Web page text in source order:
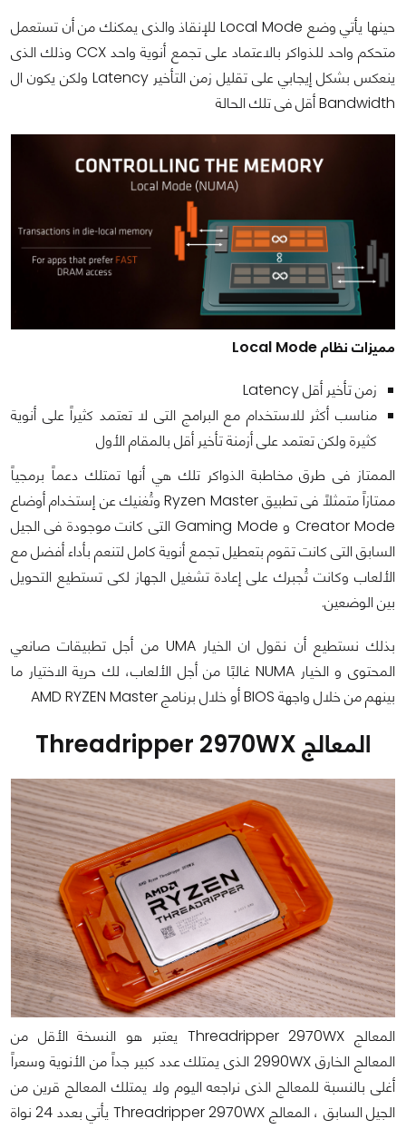
حينها يأتي وضع Local Mode للإنقاذ والذى يمكنك من أن تستعمل
متحكم واحد للذواكر بالاعتماد على تجمع أنوية واحد CCX وذلك الذى
ينعكس بشكل إيجابي على تقليل زمن التأخير Latency ولكن يكون ال
Bandwidth أقل فى تلك الحالة
مميزات نظام Local Mode
زمن تأخير أقل Latency
مناسب أكثر للاستخدام مع البرامج التى لا تعتمد كثيراً على أنوية
كثيرة ولكن تعتمد على أزمنة تأخير أقل بالمقام الأول
الممتاز فى طرق مخاطبة الذواكر تلك هي أنها تمتلك دعماً برمجياً
ممتازاً متمثلاً فى تطبيق Ryzen Master وتُغنيك عن إستخدام أوضاع
Creator Mode و Gaming Mode التى كانت موجودة فى الجيل
السابق التى كانت تقوم بتعطيل تجمع أنوية كامل لتنعم بأداء أفضل مع
الألعاب وكانت تُجبرك على إعادة تشغيل الجهاز لكى تستطيع التحويل
بين الوضعين.
بذلك نستطيع أن نقول ان الخيار UMA من أجل تطبيقات صانعي
المحتوى و الخيار NUMA غالبًا من أجل الألعاب، لك حرية الاختيار ما
بينهم من خلال واجهة BIOS أو خلال برنامج AMD RYZEN Master
المعالج Threadripper 2970WX
المعالج Threadripper 2970WX يعتبر هو النسخة الأقل من
المعالج الخارق 2990WX الذى يمتلك عدد كبير جداً من الأنوية وسعراً
أغلى بالنسبة للمعالج الذى نراجعه اليوم ولا يمتلك المعالج قرين من
الجيل السابق ، المعالج Threadripper 2970WX يأتي بعدد 24 نواة